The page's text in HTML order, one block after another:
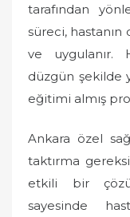
tarafından
süreci,
ve uygulanır.
düzgün şekilde
eğitimi almış
Ankara özel
taktırma
etkili bir
sayesinde